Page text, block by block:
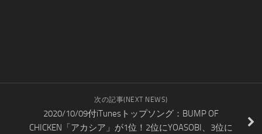
次の記事(NEXT NEWS)
2020/10/09付iTunesトップソング：BUMP OF
CHICKEN「アカシア」が1位！2位にYOASOBI、3位に